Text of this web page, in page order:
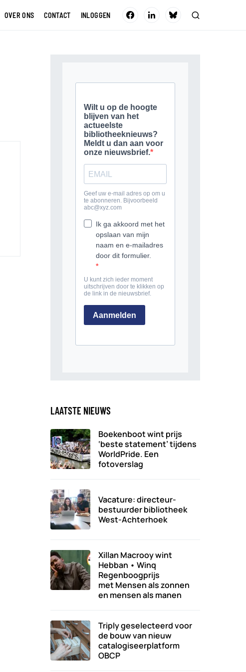
OVER ONS CONTACT INLOGGEN
LAATSTE NIEUWS
Boekenboot wint prijs
‘beste statement’ tijdens
WorldPride. Een
fotoverslag
Vacature: directeur-
bestuurder bibliotheek
West-Achterhoek
Xillan Macrooy wint
Hebban • Winq
Regenboogprijs
met Mensen als zonnen
en mensen als manen
Triply geselecteerd voor
de bouw van nieuw
catalogiseerplatform
OBCP